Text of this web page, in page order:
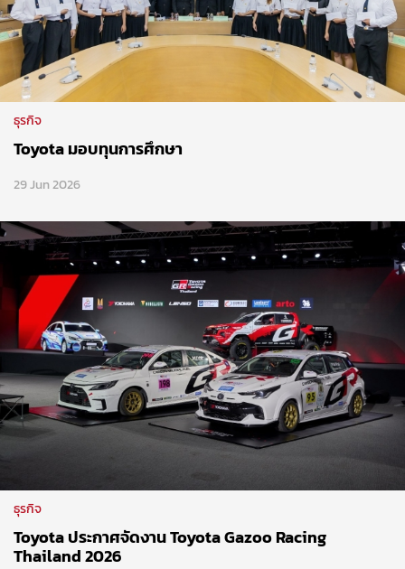
ธุรกิจ
Toyota มอบทุนการศึกษา
29 Jun 2026
ธุรกิจ
Toyota ประกาศจัดงาน Toyota Gazoo Racing
Thailand 2026